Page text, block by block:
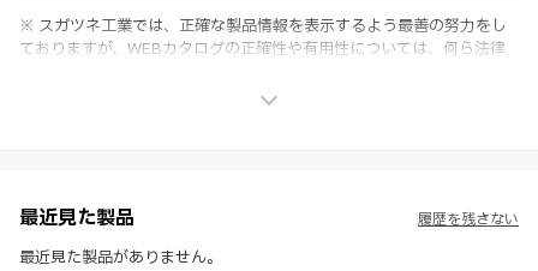
※ スガツネ工業では、正確な製品情報を表示するよう最善の努力をし
ておりますが、WEBカタログの正確性や有用性については、何ら法律
社製品の使用ご検討、又は販売促進目的の利用に限ります。
※ 本WEBサイト製品情報のご利用にあたっては、WEBサイト利用規
約、プライバシーポリシー、製品情報ガイドをご確認いただき、内容の
最近見た製品
最近見た製品がありません。
履歴を残さない